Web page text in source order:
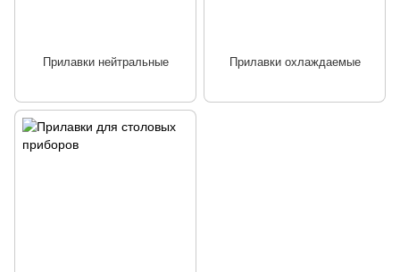
Прилавки нейтральные Прилавки охлаждаемые